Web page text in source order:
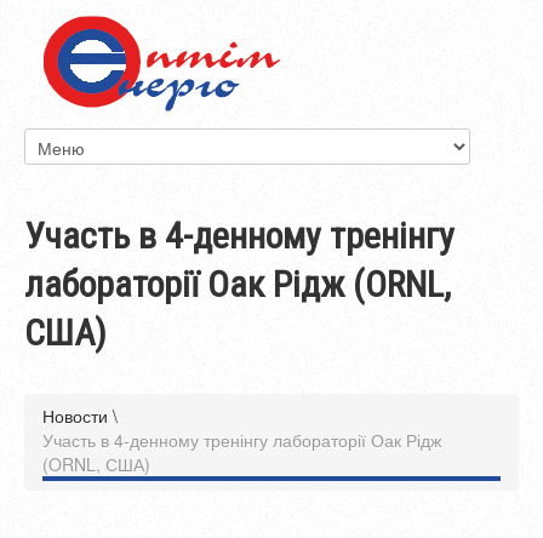
Участь в 4-денному тренінгу
лабораторії Оак Рідж (ORNL,
США)
Новости \
Участь в 4-денному тренінгу лабораторії Оак Рідж
(ORNL, США)